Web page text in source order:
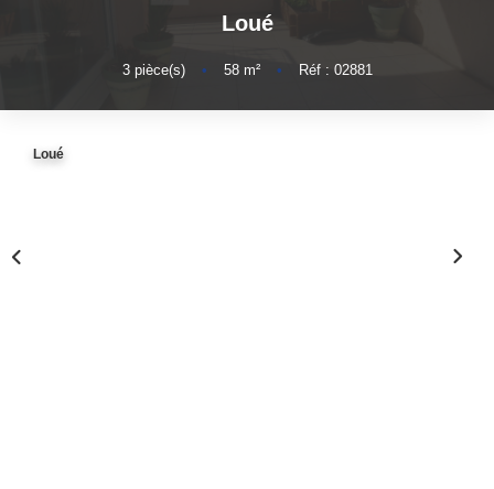
LOUER
Loué
3pièce(s) • 58m² • Réf : 02881
Loué